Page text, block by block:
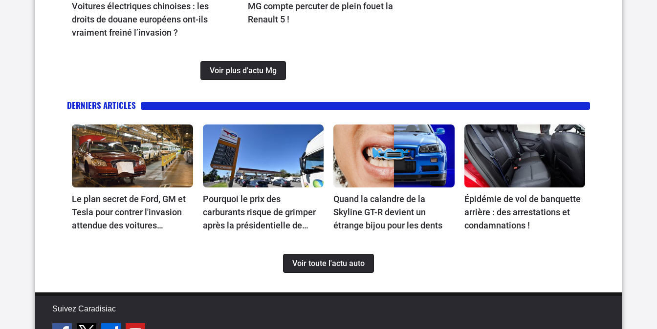
Voitures électriques chinoises : les
droits de douane européens ont-ils
vraiment freiné l’invasion ?
MG compte percuter de plein fouet la
Renault 5 !
Voir plus d'actu Mg
DERNIERS ARTICLES
Le plan secret de Ford, GM et
Tesla pour contrer l'invasion
attendue des voitures
Pourquoi le prix des
carburants risque de grimper
après la présidentielle de
Quand la calandre de la
Skyline GT-R devient un
étrange bijou pour les dents
Épidémie de vol de banquette
arrière : des arrestations et
condamnations !
Voir toute l'actu auto
Suivez Caradisiac